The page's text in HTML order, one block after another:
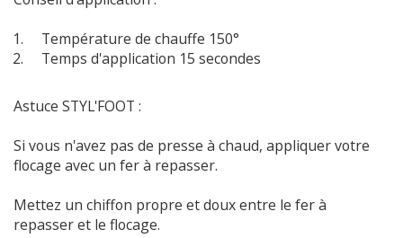
Température de chauffe 150°
Temps d'application 15 secondes
Astuce STYL'FOOT :
Si vous n'avez pas de presse à chaud, appliquer votre
flocage avec un fer à repasser.
Mettez un chiffon propre et doux entre le fer à
repasser et le flocage.